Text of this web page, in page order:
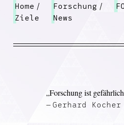
Home /
Ziele
Forschung /
News
„Forschung ist
Gerhard Kocher